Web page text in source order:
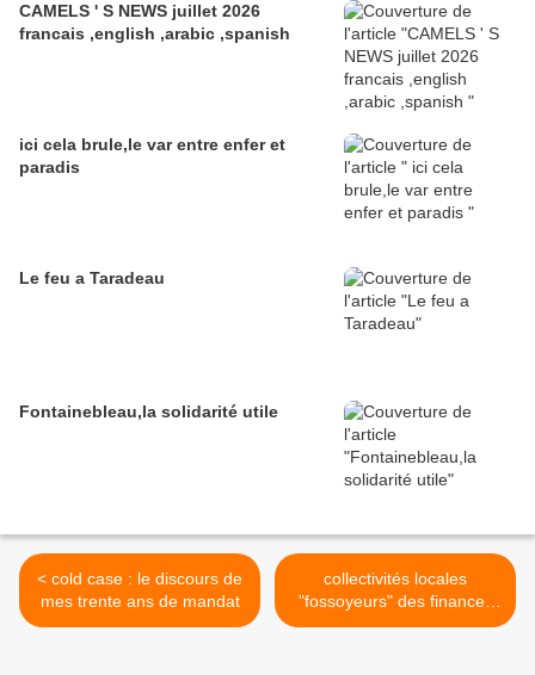
CAMELS ' S NEWS juillet 2026
francais ,english ,arabic ,spanish
ici cela brule,le var entre enfer et
paradis
Le feu a Taradeau
Fontainebleau,la solidarité utile
< cold case : le discours de
mes trente ans de mandat
collectivités locales
"fossoyeurs" des finances
publiques ? >